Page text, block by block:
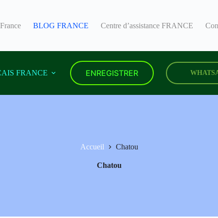
BLOG FRANCE Centre d’assistance FRANCE
FRANCE ENREGISTRER
Accueil Chatou
Chatou